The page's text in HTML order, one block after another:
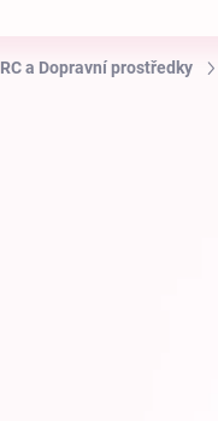
RC a Dopravní prostředky